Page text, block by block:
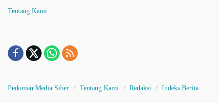
Tentang Kami
Pedoman Media Siber Tentang Kami Redaksi Indeks Berita